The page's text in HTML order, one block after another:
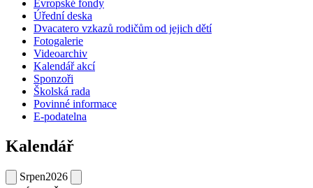
Evropské fondy
Úřední deska
Dvacatero vzkazů rodičům od jejich dětí
Fotogalerie
Videoarchiv
Kalendář akcí
Sponzoři
Školská rada
Povinné informace
E-podatelna
Kalendář
Srpen2026